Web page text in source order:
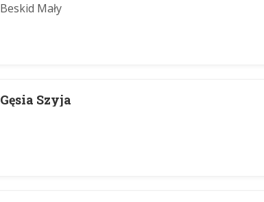
Beskid Mały
Gęsia Szyja